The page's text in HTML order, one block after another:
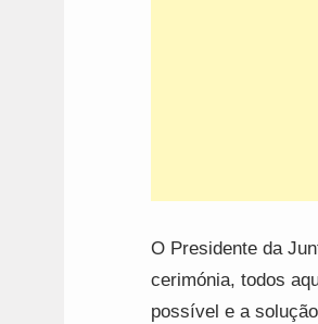
O Presidente da
cerimónia, todos
possível e a